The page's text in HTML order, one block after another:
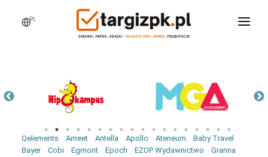
PL
PRODUKTY
AKTUALNOŚCI
Qelements Ameet Antella Apollo Ateneum
Baby Travel
Bayer
Cobi Egmont Epoch EZOP Wydawnictwo
Granna